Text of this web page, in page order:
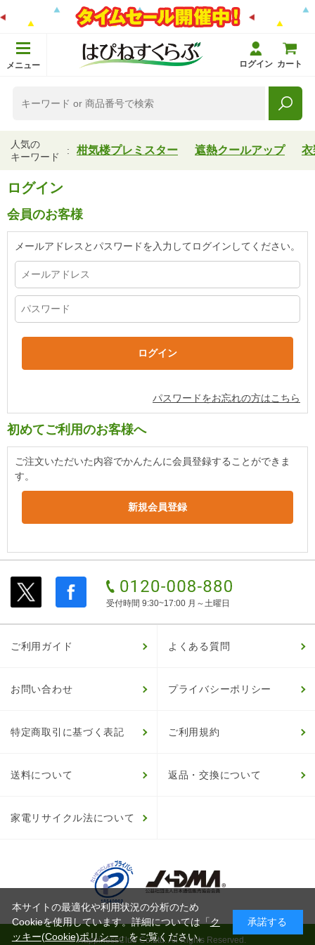
メニュー ログイン カート
人気の
キーワード
柑気楼プレミスター 遮熱クールアップ 衣
ログイン
会員のお客様
メールアドレスとパスワードを入力してログインしてください。
パスワードをお忘れの方はこちら
初めてご利用のお客様へ
ご注文いただいた内容でかんたんに会員登録することができま
す。
受付時間 9:30~17:00 月～土曜日
ご利用ガイド よくある質問
お問い合わせ プライバシーポリシー
特定商取引に基づく表記 ご利用規約
送料について 返品・交換について
家電リサイクル法について
© HappinessClub Co.Ltd. All Rights Reserved.
本サイトの最適化や利用状況の分析のため
Cookieを使用しています。詳細については「ク
ッキー(Cookie)ポリシー」をご覧ください。
承諾する